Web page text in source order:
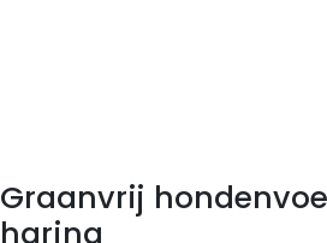
Graanvrij
haring